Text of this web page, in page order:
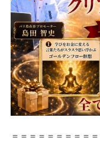
＝＝＝＝＝＝＝＝＝